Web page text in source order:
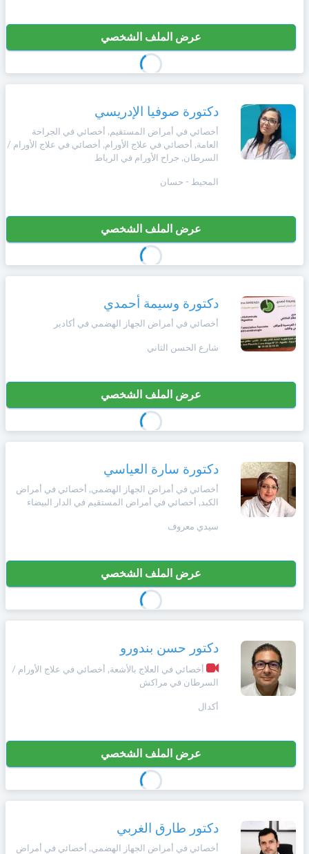
عرض الملف الشخصي
دكتورة صوفيا الإدريسي
أخصائي في أمراض المستقيم, أخصائي في الجراحة
العامة, أخصائي في علاج الأورام, أخصائي في علاج الأورام /
السرطان, جراح الأورام في الرباط
المحيط - حسان
عرض الملف الشخصي
دكتورة وسيمة أحمدي
أخصائي في أمراض الجهاز الهضمي في أكادير
شارع الحسن الثاني
عرض الملف الشخصي
دكتورة سارة العياسي
أخصائي في أمراض الجهاز الهضمي, أخصائي في أمراض
الكبد, أخصائي في أمراض المستقيم في الدار البيضاء
سيدي معروف
عرض الملف الشخصي
دكتور حسن بندورو
أخصائي في العلاج بالأشعة, أخصائي في علاج الأورام /
السرطان في مراكش
أكدال
عرض الملف الشخصي
دكتور طارق الغربي
أخصائي في أمراض الجهاز الهضمي, أخصائي في أمراض